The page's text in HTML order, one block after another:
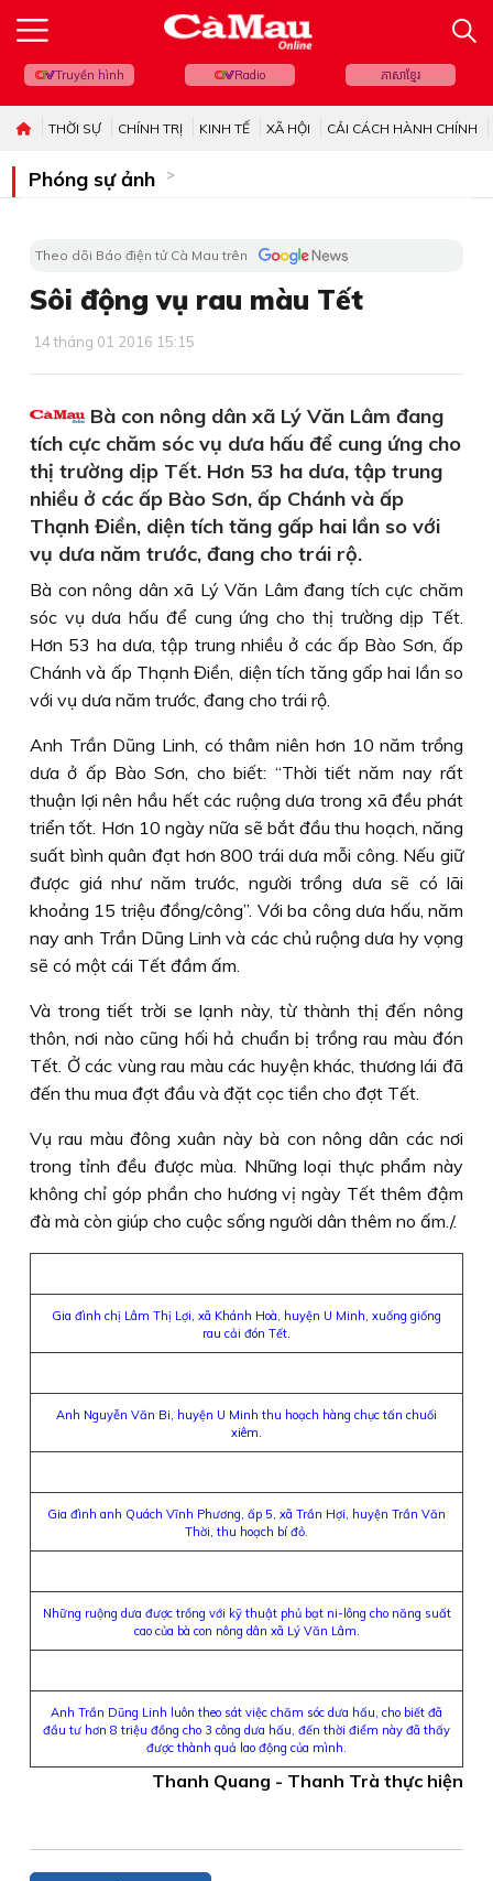
Truyền hình Radio ភាសាខ្មែរ
THỜI SỰ CHÍNH TRỊ KINH TẾ XÃ HỘI CẢI CÁCH HÀNH CHÍNH
Phóng sự ảnh
Theo dõi Báo điện tử Cà Mau trên
Sôi động vụ rau màu Tết
14 tháng 01 2016 15:15
Bà con nông dân xã Lý Văn Lâm đang
tích cực chăm sóc vụ dưa hấu để cung ứng cho
thị trường dịp Tết. Hơn 53 ha dưa, tập trung
nhiều ở các ấp Bào Sơn, ấp Chánh và ấp
Thạnh Điền, diện tích tăng gấp hai lần so với
vụ dưa năm trước, đang cho trái rộ.
Bà con nông dân xã Lý Văn Lâm đang tích cực chăm
sóc vụ dưa hấu để cung ứng cho thị trường dịp Tết.
Hơn 53 ha dưa, tập trung nhiều ở các ấp Bào Sơn, ấp
Chánh và ấp Thạnh Điền, diện tích tăng gấp hai lần so
với vụ dưa năm trước, đang cho trái rộ.
Anh Trần Dũng Linh, có thâm niên hơn 10 năm trồng
dưa ở ấp Bào Sơn, cho biết: “Thời tiết năm nay rất
thuận lợi nên hầu hết các ruộng dưa trong xã đều phát
triển tốt. Hơn 10 ngày nữa sẽ bắt đầu thu hoạch, năng
suất bình quân đạt hơn 800 trái dưa mỗi công. Nếu giữ
được giá như năm trước, người trồng dưa sẽ có lãi
khoảng 15 triệu đồng/công”. Với ba công dưa hấu, năm
nay anh Trần Dũng Linh và các chủ ruộng dưa hy vọng
sẽ có một cái Tết đầm ấm.
Và trong tiết trời se lạnh này, từ thành thị đến nông
thôn, nơi nào cũng hối hả chuẩn bị trồng rau màu đón
Tết. Ở các vùng rau màu các huyện khác, thương lái đã
đến thu mua đợt đầu và đặt cọc tiền cho đợt Tết.
Vụ rau màu đông xuân này bà con nông dân các nơi
trong tỉnh đều được mùa. Những loại thực phẩm này
không chỉ góp phần cho hương vị ngày Tết thêm đậm
đà mà còn giúp cho cuộc sống người dân thêm no ấm./.
Gia đình chị Lâm Thị Lợi, xã Khánh Hoà, huyện U Minh, xuống giống
rau cải đón Tết.
Anh Nguyễn Văn Bi, huyện U Minh thu hoạch hàng chục tấn chuối
xiêm.
Gia đình anh Quách Vĩnh Phương, ấp 5, xã Trần Hợi, huyện Trần Văn
Thời, thu hoạch bí đỏ.
Những ruộng dưa được trồng với kỹ thuật phủ bạt ni-lông cho năng suất
cao của bà con nông dân xã Lý Văn Lâm.
Anh Trần Dũng Linh luôn theo sát việc chăm sóc dưa hấu, cho biết đã
đầu tư hơn 8 triệu đồng cho 3 công dưa hấu, đến thời điểm này đã thấy
được thành quả lao động của mình.
Thanh Quang - Thanh Trà thực hiện